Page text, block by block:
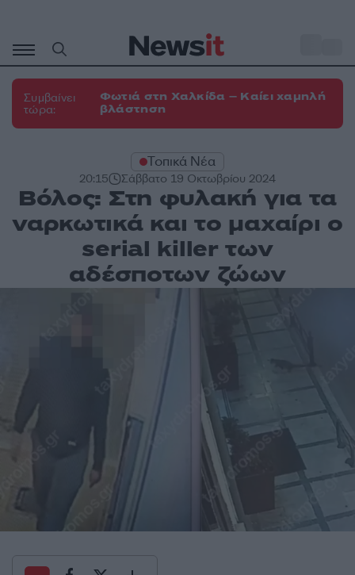
περιεχόμενο
Συμβαίνει
τώρα:
Φωτιά στη Χαλκίδα – Καίει χαμηλή
βλάστηση
Τοπικά Νέα
20:15 Σάββατο 19 Οκτωβρίου 2024
Βόλος: Στη φυλακή για τα
ναρκωτικά και το μαχαίρι ο
serial killer των
αδέσποτων ζώων